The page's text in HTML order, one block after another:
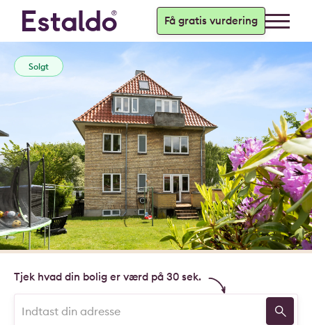
Få gratis vurdering
Solgt
Tjek hvad din bolig er værd på 30 sek.